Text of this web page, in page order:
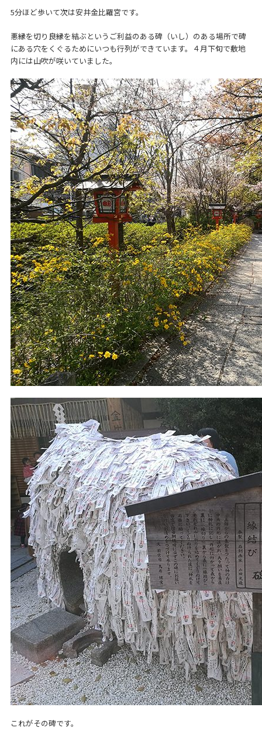
5分ほど歩いて次は安井金比羅宮です。
悪縁を切り良縁を結ぶというご利益のある碑（いし）のある場所で碑
にある穴をくぐるためにいつも行列ができています。４月下旬で敷地
内には山吹が咲いていました。
これがその碑です。